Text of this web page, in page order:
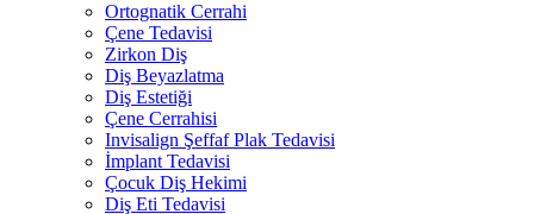
Ortognatik Cerrahi
Çene Tedavisi
Zirkon Diş
Diş Beyazlatma
Diş Estetiği
Çene Cerrahisi
Invisalign Şeffaf Plak Tedavisi
İmplant Tedavisi
Çocuk Diş Hekimi
Diş Eti Tedavisi